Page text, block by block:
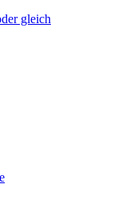
gleich